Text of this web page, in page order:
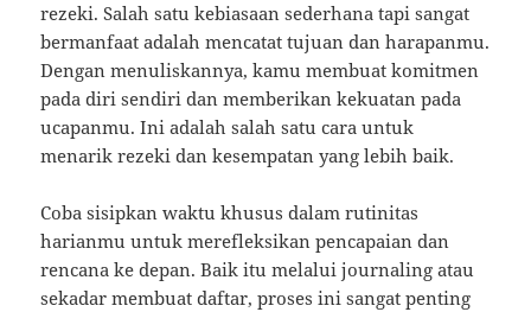
rezeki. Salah satu kebiasaan sederhana tapi sangat
bermanfaat adalah mencatat tujuan dan harapanmu.
Dengan menuliskannya, kamu membuat komitmen
pada diri sendiri dan memberikan kekuatan pada
ucapanmu. Ini adalah salah satu cara untuk
menarik rezeki dan kesempatan yang lebih baik.
Coba sisipkan waktu khusus dalam rutinitas
harianmu untuk merefleksikan pencapaian dan
rencana ke depan. Baik itu melalui journaling atau
sekadar membuat daftar, proses ini sangat penting